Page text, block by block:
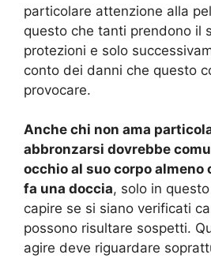
particolare attenzione alla
questo che tanti prendono il
protezioni e solo
conto dei danni che questo
provocare.
Anche chi non ama
abbronzarsi dovrebbe
occhio al suo corpo almeno
fa una doccia, solo in
capire se si siano verificati
possono risultare sospetti.
agire deve riguardare